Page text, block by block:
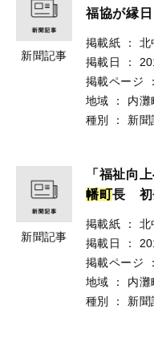
新聞記事
福協が縁日
掲載紙 ：
北
掲載日
：
掲載ページ
：
地域
： 内灘
種別
： 新聞
新聞記事
「福祉向
幡町長 初
掲載紙 ：
北
掲載日
：
掲載ページ
：
地域
： 内灘
種別
： 新聞